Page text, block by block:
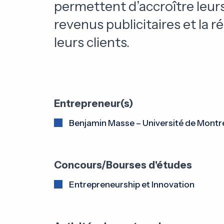
permettent d’accroître
revenus publicitaires et la
leurs clients.
Entrepreneur(s)
Benjamin Masse – Université de
Concours/Bourses d'études
Entrepreneurship et Innovation